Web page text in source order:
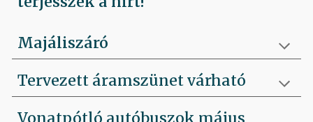
Majáliszáró
Tervezett áramszünet várható
Vonatpótló autóbuszok május